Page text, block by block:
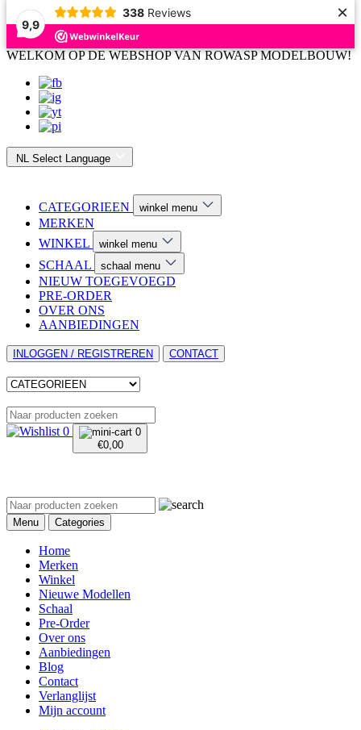
9,9
338 Reviews ×
WELKOM OP DE WEBSHOP VAN ROWASP MODELBOUW!
NL Select Language
CATEGORIEEN winkel menu
MERKEN
WINKEL
winkel menu
SCHAAL schaal menu
NIEUW TOEGEVOEGD
PRE-ORDER
OVER ONS
AANBIEDINGEN
INLOGGEN / REGISTREREN CONTACT
0
0
€0,00
Menu Categories
Home
Merken
Winkel
Nieuwe Modellen
Schaal
Pre-Order
Over ons
Aanbiedingen
Blog
Contact
Verlanglijst
Mijn account